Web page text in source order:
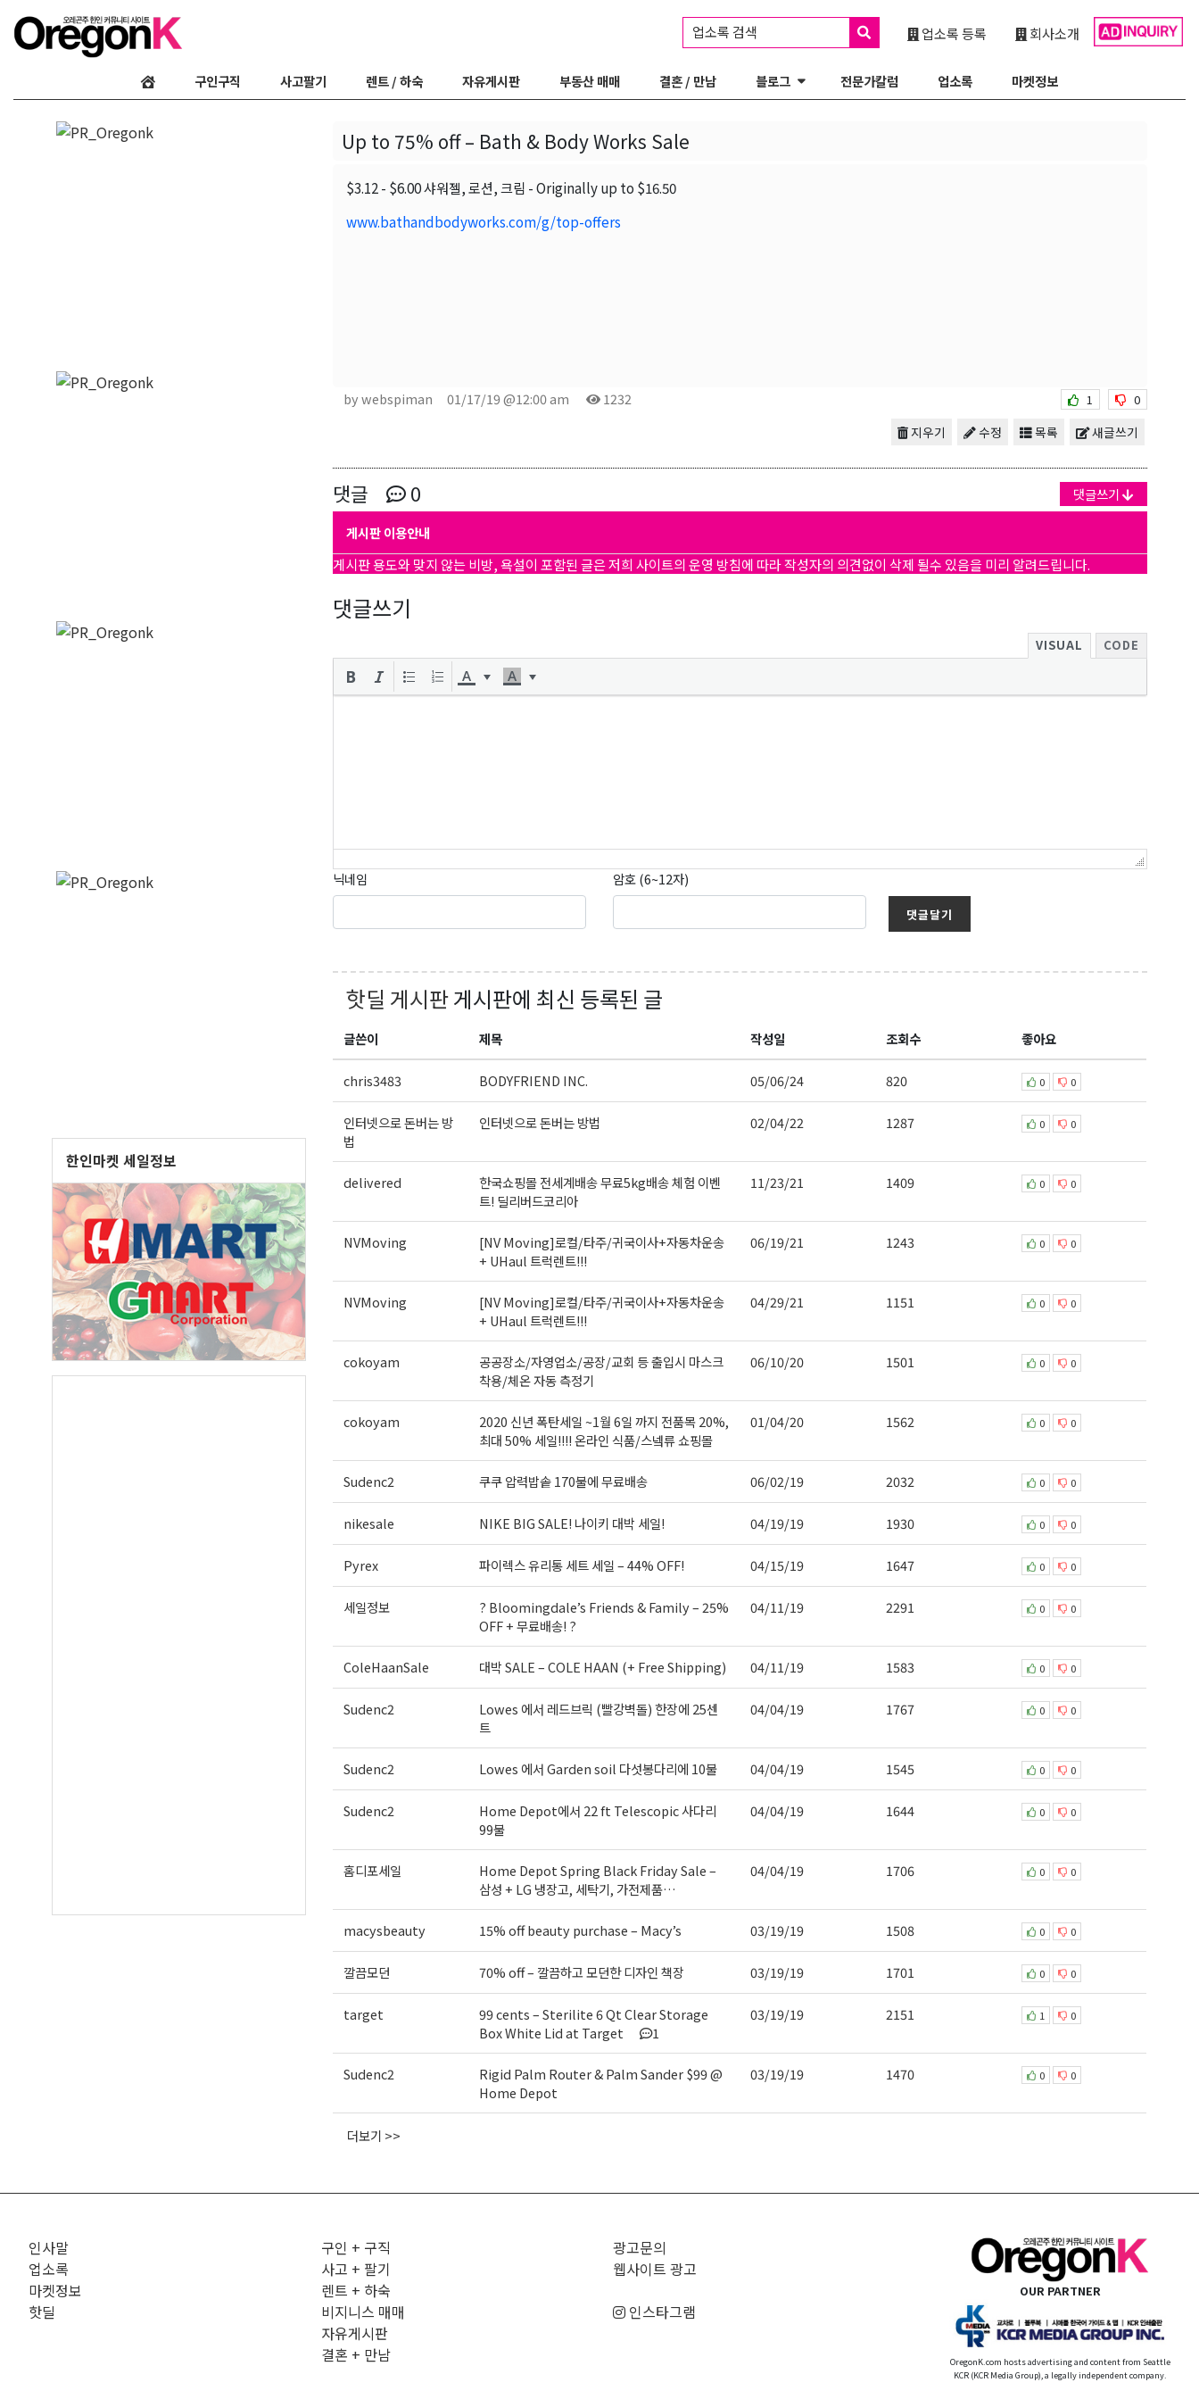
회사소개
업소록 등록
업소록 검색
구인구직 사고팔기 렌트 / 하숙 자유게시판 부동산 매매 결혼 / 만남 블로그 전문가칼럼 업소록 마켓정보
한인마켓 세일정보
Up to 75% off – Bath & Body Works Sale
$3.12 - $6.00 샤워젤, 로션, 크림 - Originally up to $16.50
www.bathandbodyworks.com/g/top-offers
by webspiman 01/17/19 @12:00 am 1232 1 0
새글쓰기
목록
수정
지우기
댓글 0 댓글쓰기
게시판 이용안내
게시판 용도와 맞지 않는 비방, 욕설이 포함된 글은 저희 사이트의 운영 방침에 따라 작성자의 의견없이 삭제 될수 있음을 미리 알려드립니다.
댓글쓰기
VISUAL CODE
닉네임 암호 (6~12자)
댓글달기
핫딜 게시판게시판에 최신 등록된 글
글쓴이 제목 작성일 조회수 좋아요
chris3483 BODYFRIEND INC. 05/06/24 820 0 0
인터넷으로 돈버는 방
법
인터넷으로 돈버는 방법 02/04/22 1287 0 0
delivered
한국쇼핑몰 전세계배송 무료5kg배송 체험 이벤
트! 딜리버드코리아
11/23/21 1409 0 0
NVMoving
[NV Moving]로컬/타주/귀국이사+자동차운송
+ UHaul 트럭렌트!!!
06/19/21 1243 0 0
NVMoving
[NV Moving]로컬/타주/귀국이사+자동차운송
+ UHaul 트럭렌트!!!
04/29/21 1151 0 0
cokoyam
공공장소/자영업소/공장/교회 등 출입시 마스크
착용/체온 자동 측정기
06/10/20 1501 0 0
cokoyam
2020 신년 폭탄세일 ~1월 6일 까지 전품목 20%,
최대 50% 세일!!!! 온라인 식품/스넼류 쇼핑몰
01/04/20 1562 0 0
Sudenc2 쿠쿠 압력밥솥 170불에 무료배송 06/02/19 2032 0 0
nikesale NIKE BIG SALE! 나이키 대박 세일! 04/19/19 1930 0 0
Pyrex 파이렉스 유리통 세트 세일 – 44% OFF! 04/15/19 1647 0 0
세일정보
? Bloomingdale’s Friends & Family – 25%
OFF + 무료배송! ?
04/11/19 2291 0 0
ColeHaanSale 대박 SALE – COLE HAAN (+ Free Shipping) 04/11/19 1583 0 0
Sudenc2
Lowes 에서 레드브릭 (빨강벽돌) 한장에 25센
트
04/04/19 1767 0 0
Sudenc2 Lowes 에서 Garden soil 다섯봉다리에 10불 04/04/19 1545 0 0
Sudenc2
Home Depot에서 22 ft Telescopic 사다리
99불
04/04/19 1644 0 0
홈디포세일
Home Depot Spring Black Friday Sale –
삼성 + LG 냉장고, 세탁기, 가전제품…
04/04/19 1706 0 0
macysbeauty 15% off beauty purchase – Macy’s 03/19/19 1508 0 0
깔끔모던 70% off – 깔끔하고 모던한 디자인 책장 03/19/19 1701 0 0
target
99 cents – Sterilite 6 Qt Clear Storage
Box White Lid at Target
1
03/19/19 2151 1 0
Sudenc2
Rigid Palm Router & Palm Sander $99 @
Home Depot
03/19/19 1470 0 0
더보기 >>
인사말
업소록
마켓정보
핫딜
구인 + 구직
사고 + 팔기
렌트 + 하숙
비지니스 매매
자유게시판
결혼 + 만남
광고문의
웹사이트 광고
인스타그램
OUR PARTNER
OregonK.com hosts advertising and content from Seattle
KCR (KCR Media Group), a legally independent company.